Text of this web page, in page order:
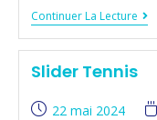
Continuer La Lecture
Slider Tennis
22 mai 2024